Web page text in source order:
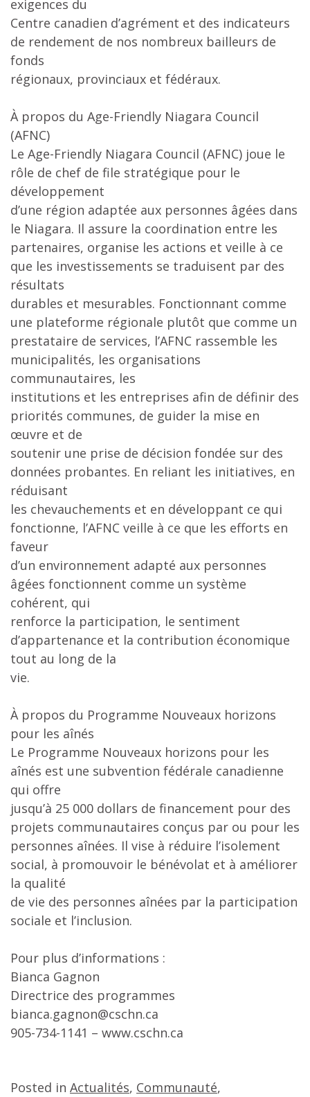
exigences du
Centre canadien d’agrément et des indicateurs
de rendement de nos nombreux bailleurs de
fonds
régionaux, provinciaux et fédéraux.
À propos du Age-Friendly Niagara Council
(AFNC)
Le Age-Friendly Niagara Council (AFNC) joue le
rôle de chef de file stratégique pour le
développement
d’une région adaptée aux personnes âgées dans
le Niagara. Il assure la coordination entre les
partenaires, organise les actions et veille à ce
que les investissements se traduisent par des
résultats
durables et mesurables. Fonctionnant comme
une plateforme régionale plutôt que comme un
prestataire de services, l’AFNC rassemble les
municipalités, les organisations
communautaires, les
institutions et les entreprises afin de définir des
priorités communes, de guider la mise en
œuvre et de
soutenir une prise de décision fondée sur des
données probantes. En reliant les initiatives, en
réduisant
les chevauchements et en développant ce qui
fonctionne, l’AFNC veille à ce que les efforts en
faveur
d’un environnement adapté aux personnes
âgées fonctionnent comme un système
cohérent, qui
renforce la participation, le sentiment
d’appartenance et la contribution économique
tout au long de la
vie.
À propos du Programme Nouveaux horizons
pour les aînés
Le Programme Nouveaux horizons pour les
aînés est une subvention fédérale canadienne
qui offre
jusqu’à 25 000 dollars de financement pour des
projets communautaires conçus par ou pour les
personnes aînées. Il vise à réduire l’isolement
social, à promouvoir le bénévolat et à améliorer
la qualité
de vie des personnes aînées par la participation
sociale et l’inclusion.
Pour plus d’informations :
Bianca Gagnon
Directrice des programmes
bianca.gagnon@cschn.ca
905-734-1141 – www.cschn.ca
Posted in Actualités, Communauté,